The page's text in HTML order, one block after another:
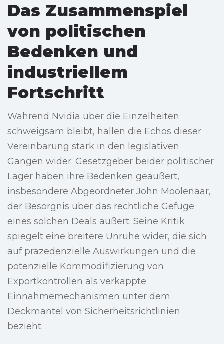
Das Zusammenspiel
von politischen
Bedenken und
industriellem
Fortschritt
Während Nvidia über die Einzelheiten
schweigsam bleibt, hallen die Echos dieser
Vereinbarung stark in den legislativen
Gängen wider. Gesetzgeber beider politischer
Lager haben ihre Bedenken geäußert,
insbesondere Abgeordneter John Moolenaar,
der Besorgnis über das rechtliche Gefüge
eines solchen Deals äußert. Seine Kritik
spiegelt eine breitere Unruhe wider, die sich
auf präzedenzielle Auswirkungen und die
potenzielle Kommodifizierung von
Exportkontrollen als verkappte
Einnahmemechanismen unter dem
Deckmantel von Sicherheitsrichtlinien
bezieht.